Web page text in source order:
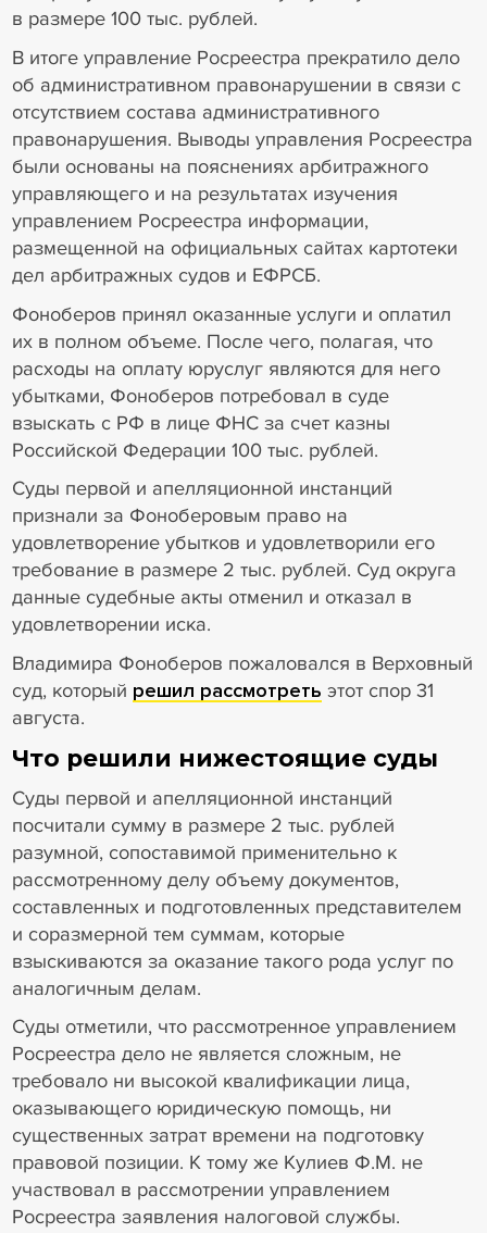
в размере 100 тыс. рублей.
В итоге управление Росреестра прекратило дело
об административном правонарушении в связи с
отсутствием состава административного
правонарушения. Выводы управления Росреестра
были основаны на пояснениях арбитражного
управляющего и на результатах изучения
управлением Росреестра информации,
размещенной на официальных сайтах картотеки
дел арбитражных судов и ЕФРСБ.
Фоноберов принял оказанные услуги и оплатил
их в полном объеме. После чего, полагая, что
расходы на оплату юруслуг являются для него
убытками, Фоноберов потребовал в суде
взыскать с РФ в лице ФНС за счет казны
Российской Федерации 100 тыс. рублей.
Суды первой и апелляционной инстанций
признали за Фоноберовым право на
удовлетворение убытков и удовлетворили его
требование в размере 2 тыс. рублей. Суд округа
данные судебные акты отменил и отказал в
удовлетворении иска.
Владимира Фоноберов пожаловался в Верховный
суд, который решил рассмотреть этот спор 31
августа.
Что решили нижестоящие суды
Суды первой и апелляционной инстанций
посчитали сумму в размере 2 тыс. рублей
разумной, сопоставимой применительно к
рассмотренному делу объему документов,
составленных и подготовленных представителем
и соразмерной тем суммам, которые
взыскиваются за оказание такого рода услуг по
аналогичным делам.
Суды отметили, что рассмотренное управлением
Росреестра дело не является сложным, не
требовало ни высокой квалификации лица,
оказывающего юридическую помощь, ни
существенных затрат времени на подготовку
правовой позиции. К тому же Кулиев Ф.М. не
участвовал в рассмотрении управлением
Росреестра заявления налоговой службы.